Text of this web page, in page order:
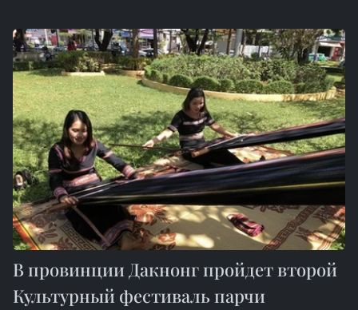
В провинции Дакнонг пройдет второй
Культурный фестиваль парчи